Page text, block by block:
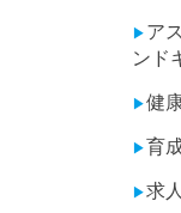
▶ ア
ンド
▶健
▶育
▶求